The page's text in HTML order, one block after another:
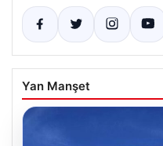
Yan Manşet